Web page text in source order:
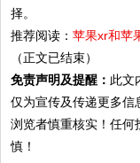
择。
推荐阅读：苹果xr和苹
（正文已结束）
免责声明及提醒： 此文
仅为宣传及传递更多信
浏览者慎重核实！任何
慎！